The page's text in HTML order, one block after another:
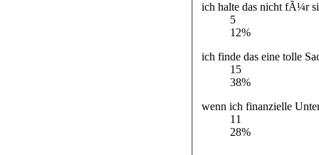
ich halte das nicht fÃ¼r
5
12%
ich finde das eine tolle
15
38%
wenn ich finanzielle
11
28%